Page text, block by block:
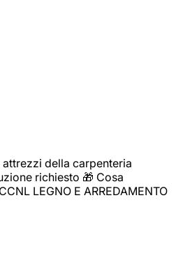
della carpenteria
richiesto 🎁 Cosa
LEGNO E ARREDAMENTO